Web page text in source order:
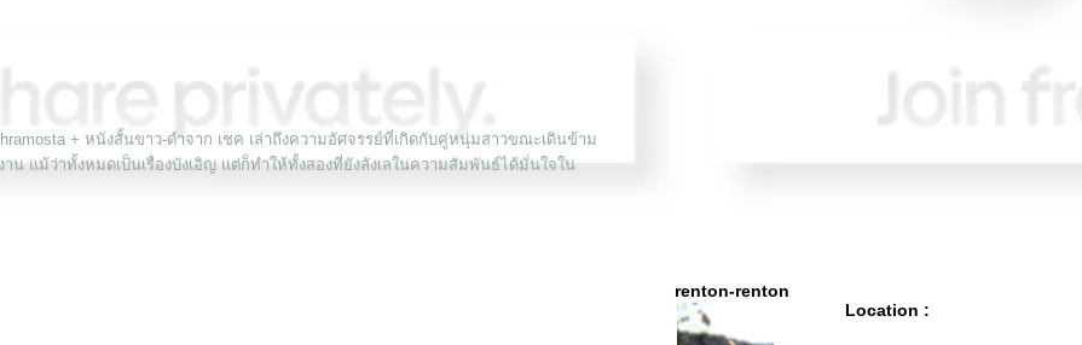
+ หนังสั้นขาว-ดำจาก เชค เล่าถึงความอัศจรรย์ที่เกิดกับคู่หนุ่มสาวขณะเดินข้าม
แม้ว่าทั้งหมดเป็นเรื่องบังเอิญ แต่ก็ทำให้ทั้งสองที่ยังลังเลในความสัมพันธ์ได้มั่นใจใน
renton-renton
Location :